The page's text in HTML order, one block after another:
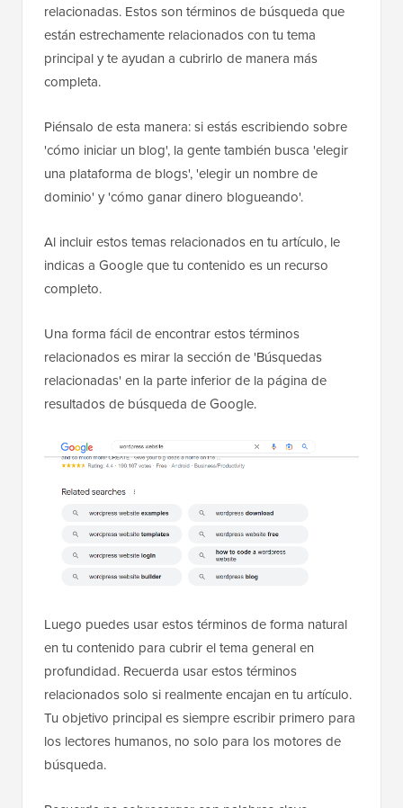
relacionadas. Estos son términos de búsqueda que
están estrechamente relacionados con tu tema
principal y te ayudan a cubrirlo de manera más
completa.
Piénsalo de esta manera: si estás escribiendo sobre
'cómo iniciar un blog', la gente también busca 'elegir
una plataforma de blogs', 'elegir un nombre de
dominio' y 'cómo ganar dinero blogueando'.
Al incluir estos temas relacionados en tu artículo, le
indicas a Google que tu contenido es un recurso
completo.
Una forma fácil de encontrar estos términos
relacionados es mirar la sección de 'Búsquedas
relacionadas' en la parte inferior de la página de
resultados de búsqueda de Google.
Luego puedes usar estos términos de forma natural
en tu contenido para cubrir el tema general en
profundidad. Recuerda usar estos términos
relacionados solo si realmente encajan en tu artículo.
Tu objetivo principal es siempre escribir primero para
los lectores humanos, no solo para los motores de
búsqueda.